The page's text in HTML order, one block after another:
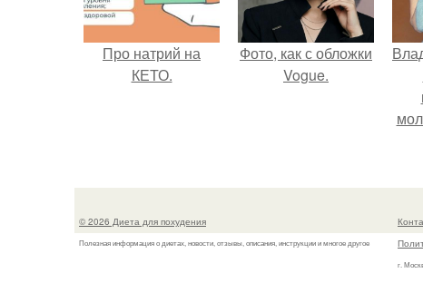
Про натрий на
КЕТО.
Фото, как с обложки
Vogue.
© 2026 Диета для похудения
Полезная информация о диетах, новости, отзывы, описания, инструкции и многое другое
г.